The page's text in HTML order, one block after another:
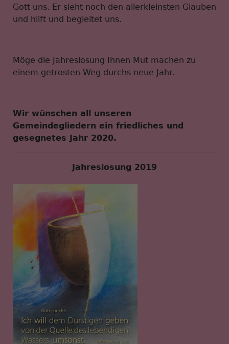
Gott uns. Er sieht noch den allerkleinsten Glauben
und hilft und begleitet uns.
Möge die Jahreslosung Ihnen Mut machen zu
einem getrosten Weg durchs neue Jahr.
Wir wünschen all unseren
Gemeindegliedern ein friedliches und
gesegnetes Jahr 2020.
Jahreslosung 2019